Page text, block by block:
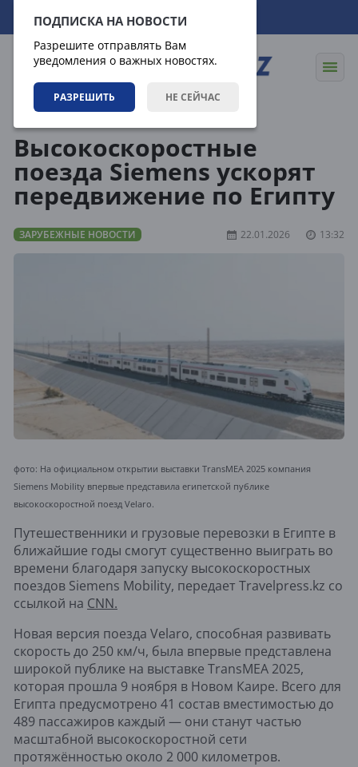
ПОДПИСКА НА НОВОСТИ
Разрешите отправлять Вам
уведомления о важных новостях.
РАЗРЕШИТЬ НЕ СЕЙЧАС
09.08.2026 11:02:47
Высокоскоростные
поезда Siemens ускорят
передвижение по Египту
ЗАРУБЕЖНЫЕ НОВОСТИ 22.01.2026 13:32
фото: На официальном открытии выставки TransMEA 2025 компания
Siemens Mobility впервые представила египетской публике
высокоскоростной поезд Velaro.
Путешественники и грузовые перевозки в Египте в
ближайшие годы смогут существенно выиграть во
времени благодаря запуску высокоскоростных
поездов Siemens Mobility, передает Travelpress.kz со
ссылкой на CNN.
Новая версия поезда Velaro, способная развивать
скорость до 250 км/ч, была впервые представлена
широкой публике на выставке TransMEA 2025,
которая прошла 9 ноября в Новом Каире. Всего для
Египта предусмотрено 41 состав вместимостью до
489 пассажиров каждый — они станут частью
масштабной высокоскоростной сети
протяжённостью около 2 000 километров.